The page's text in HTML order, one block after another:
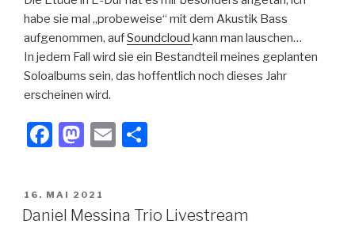
habe sie mal „probeweise“ mit dem Akustik Bass
aufgenommen, aufSoundcloud kann man lauschen…
In jedem Fall wird sie ein Bestandteil meines geplanten
Soloalbums sein, das hoffentlich noch dieses Jahr
erscheinen wird.
F
c
e
M
st
o
E
n
VERÖFFENTLICHT
AM
16. MAI 2021
Daniel Messina Trio Livestream